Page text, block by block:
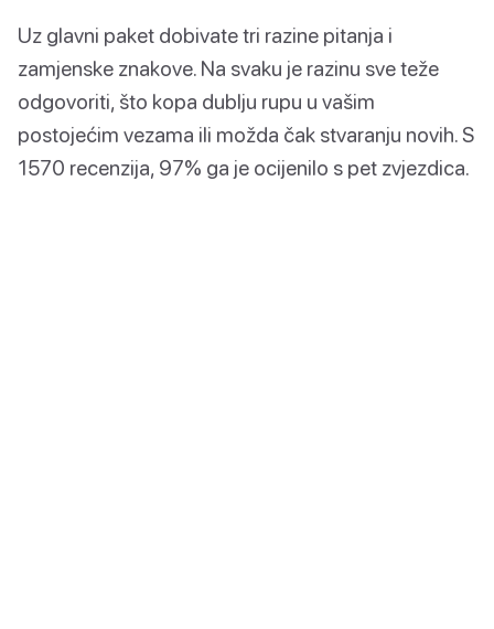
Uz glavni paket dobivate tri razine pitanja i
zamjenske znakove. Na svaku je razinu sve teže
odgovoriti, što kopa dublju rupu u vašim
postojećim vezama ili možda čak stvaranju novih. S
1570 recenzija, 97% ga je ocijenilo s pet zvjezdica.